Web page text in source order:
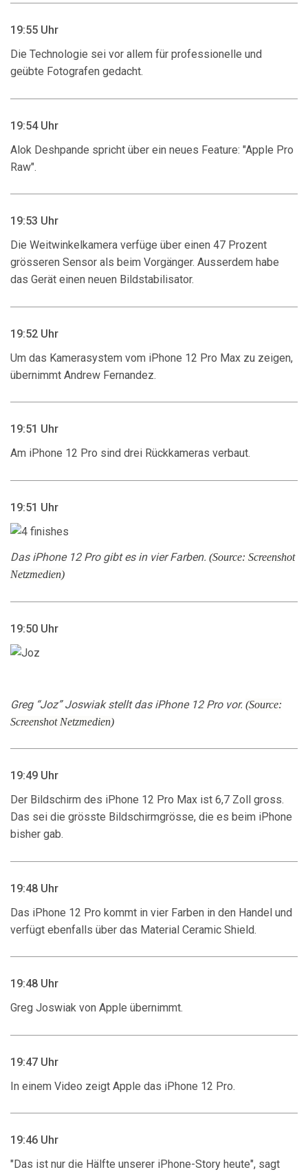
19:55 Uhr
Die Technologie sei vor allem für professionelle und
geübte Fotografen gedacht.
19:54 Uhr
Alok Deshpande spricht über ein neues Feature: "Apple Pro
Raw".
19:53 Uhr
Die Weitwinkelkamera verfüge über einen 47 Prozent
grösseren Sensor als beim Vorgänger. Ausserdem habe
das Gerät einen neuen Bildstabilisator.
19:52 Uhr
Um das Kamerasystem vom iPhone 12 Pro Max zu zeigen,
übernimmt Andrew Fernandez.
19:51 Uhr
Am iPhone 12 Pro sind drei Rückkameras verbaut.
19:51 Uhr
Das iPhone 12 Pro gibt es in vier Farben. (Source: Screenshot
Netzmedien)
19:50 Uhr
Greg “Joz” Joswiak stellt das iPhone 12 Pro vor. (Source:
Screenshot Netzmedien)
19:49 Uhr
Der Bildschirm des iPhone 12 Pro Max ist 6,7 Zoll gross.
Das sei die grösste Bildschirmgrösse, die es beim iPhone
bisher gab.
19:48 Uhr
Das iPhone 12 Pro kommt in vier Farben in den Handel und
verfügt ebenfalls über das Material Ceramic Shield.
19:48 Uhr
Greg Joswiak von Apple übernimmt.
19:47 Uhr
In einem Video zeigt Apple das iPhone 12 Pro.
19:46 Uhr
"Das ist nur die Hälfte unserer iPhone-Story heute", sagt